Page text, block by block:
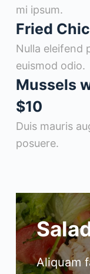
mi ipsum.
Fried
Nulla eleifend
euismod odio.
Mussels
$10
Duis mauris
posuere.
Aliquam